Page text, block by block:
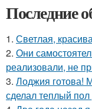
Последние
1. Светлая,
2. Они
реализовали, не
3. Лоджия готова!
сделал теплый